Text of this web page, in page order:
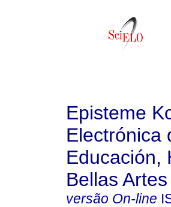
Episteme
Electrónica
Educación,
Bellas Artes
versão On-line